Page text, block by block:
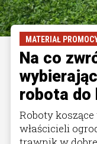
MATERIAŁ
Na co
robota do
Roboty
właścicieli